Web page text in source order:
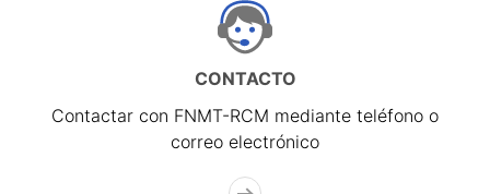
CONTACTO
Contactar con FNMT-RCM mediante teléfono o
correo electrónico